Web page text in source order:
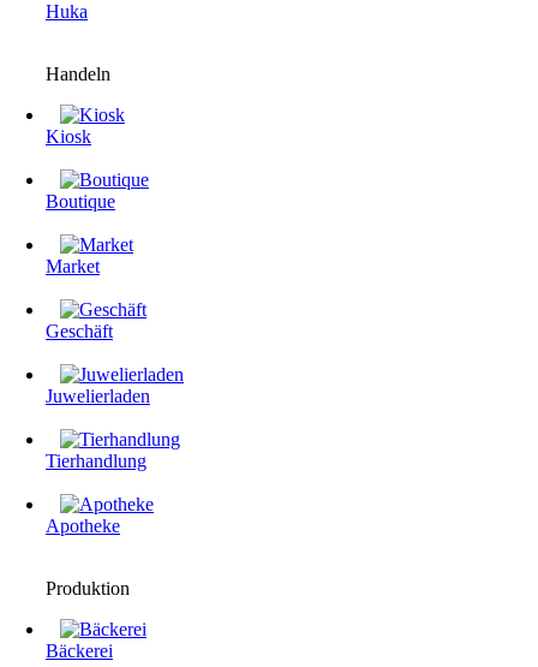
Huka
Handeln
Kiosk
Boutique
Market
Geschäft
Juwelierladen
Tierhandlung
Apotheke
Produktion
Bäckerei